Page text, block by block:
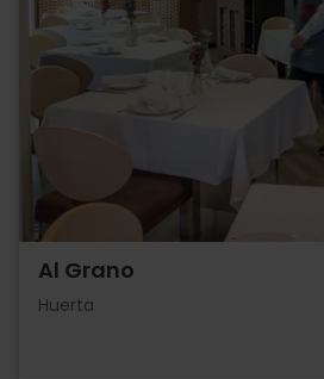
Al Grano
Huerta